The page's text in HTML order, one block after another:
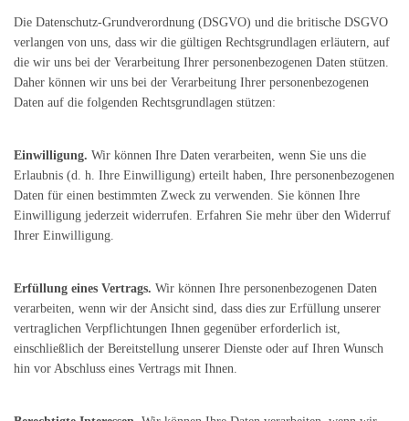
Die Datenschutz-Grundverordnung (DSGVO) und die britische DSGVO
verlangen von uns, dass wir die gültigen Rechtsgrundlagen erläutern, auf
die wir uns bei der Verarbeitung Ihrer personenbezogenen Daten stützen.
Daher können wir uns bei der Verarbeitung Ihrer personenbezogenen
Daten auf die folgenden Rechtsgrundlagen stützen:
Einwilligung. Wir können Ihre Daten verarbeiten, wenn Sie uns die
Erlaubnis (d. h. Ihre Einwilligung) erteilt haben, Ihre personenbezogenen
Daten für einen bestimmten Zweck zu verwenden. Sie können Ihre
Einwilligung jederzeit widerrufen. Erfahren Sie mehr über den Widerruf
Ihrer Einwilligung.
Erfüllung eines Vertrags. Wir können Ihre personenbezogenen Daten
verarbeiten, wenn wir der Ansicht sind, dass dies zur Erfüllung unserer
vertraglichen Verpflichtungen Ihnen gegenüber erforderlich ist,
einschließlich der Bereitstellung unserer Dienste oder auf Ihren Wunsch
hin vor Abschluss eines Vertrags mit Ihnen.